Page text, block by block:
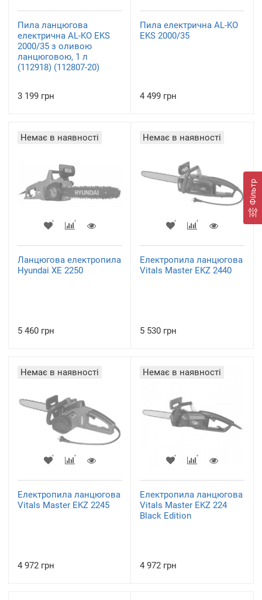
Фільтр
Пила ланцюгова
електрична AL-KO EKS
2000/35 з оливою
ланцюговою, 1 л
(112918) (112807-20)
3 199 грн
Пила електрична AL-KO
EKS 2000/35
4 499 грн
Немає в наявності
Ланцюгова електропила
Hyundai XE 2250
5 460 грн
Немає в наявності
Електропила ланцюгова
Vitals Master EKZ 2440
5 530 грн
Немає в наявності
Електропила ланцюгова
Vitals Master EKZ 2245
4 972 грн
Немає в наявності
Електропила ланцюгова
Vitals Master EKZ 224
Black Edition
4 972 грн